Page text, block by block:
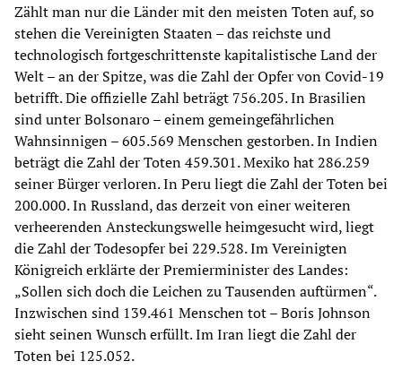
Zählt man nur die Länder mit den meisten Toten auf, so
stehen die Vereinigten Staaten – das reichste und
technologisch fortgeschrittenste kapitalistische Land der
Welt – an der Spitze, was die Zahl der Opfer von Covid-19
betrifft. Die offizielle Zahl beträgt 756.205. In Brasilien
sind unter Bolsonaro – einem gemeingefährlichen
Wahnsinnigen – 605.569 Menschen gestorben. In Indien
beträgt die Zahl der Toten 459.301. Mexiko hat 286.259
seiner Bürger verloren. In Peru liegt die Zahl der Toten bei
200.000. In Russland, das derzeit von einer weiteren
verheerenden Ansteckungswelle heimgesucht wird, liegt
die Zahl der Todesopfer bei 229.528. Im Vereinigten
Königreich erklärte der Premierminister des Landes:
„Sollen sich doch die Leichen zu Tausenden auftürmen“.
Inzwischen sind 139.461 Menschen tot – Boris Johnson
sieht seinen Wunsch erfüllt. Im Iran liegt die Zahl der
Toten bei 125.052.